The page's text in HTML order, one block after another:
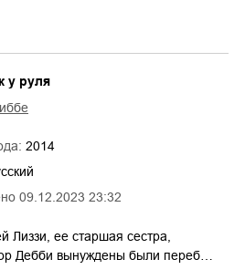
09.12.2023 23:32
у руля
2014
Лиззи, ее старшая сестра,
Дебби вынуждены были переб…